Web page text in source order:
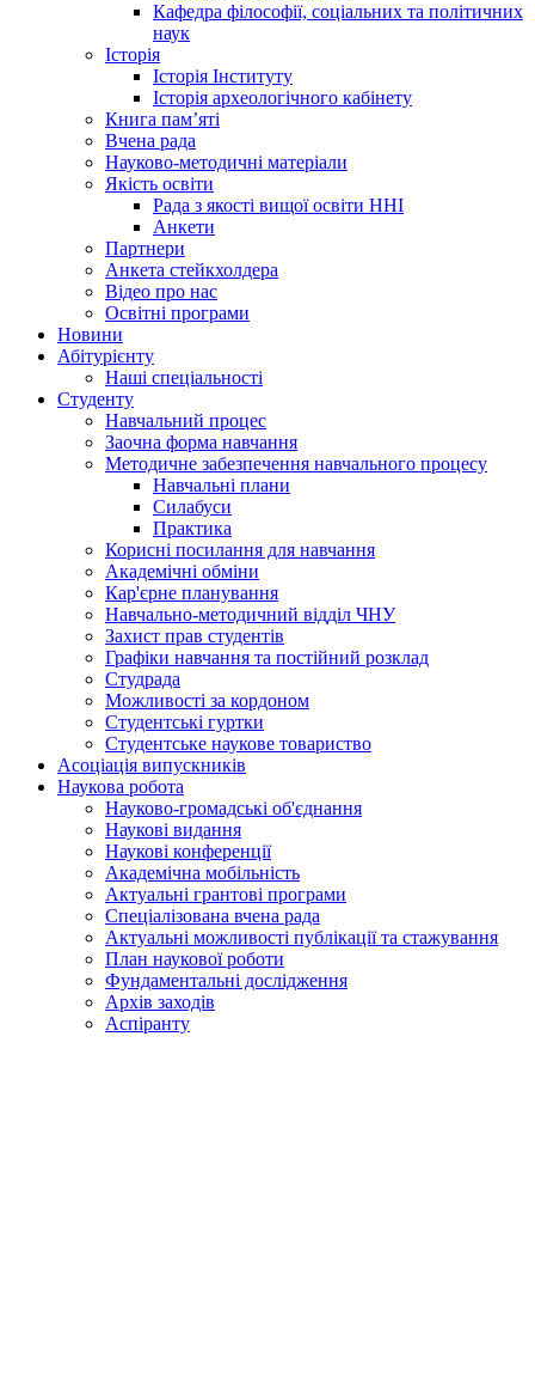
Кафедра філософії, соціальних та політичних
наук
Історія
Історія Інституту
Історія археологічного кабінету
Книга памʼяті
Вчена рада
Науково-методичні матеріали
Якість освіти
Рада з якості вищої освіти ННІ
Анкети
Партнери
Анкета стейкхолдера
Відео про нас
Освітні програми
Hовини
Абітурієнту
Наші спеціальності
Студенту
Навчальний процес
Заочна форма навчання
Методичне забезпечення навчального процесу
Навчальні плани
Силабуси
Практика
Корисні посилання для навчання
Академічні обміни
Кар'єрне планування
Навчально-методичний відділ ЧНУ
Захист прав студентів
Графіки навчання та постійний розклад
Студрада
Можливості за кордоном
Студентські гуртки
Студентське наукове товариство
Асоціація випускників
Наукова робота
Науково-громадські об'єднання
Наукові видання
Наукові конференції
Академічна мобільність
Актуальні грантові програми
Спеціалізована вчена рада
Актуальні можливості публікації та стажування
План наукової роботи
Фундаментальні дослідження
Архів заходів
Аспіранту